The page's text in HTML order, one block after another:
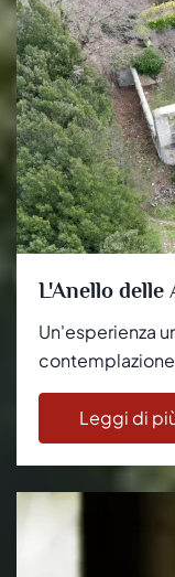
L'Anello delle
Un'esperienza
Leggi di